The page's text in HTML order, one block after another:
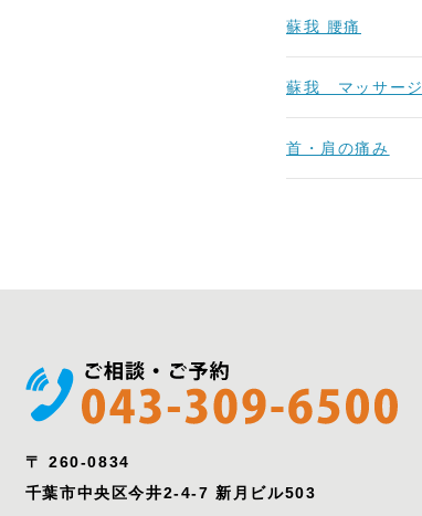
蘇我 腰痛
蘇我 マッサージ
首・肩の痛み
〒 260-0834
千葉市中央区今井2-4-7 新月ビル503